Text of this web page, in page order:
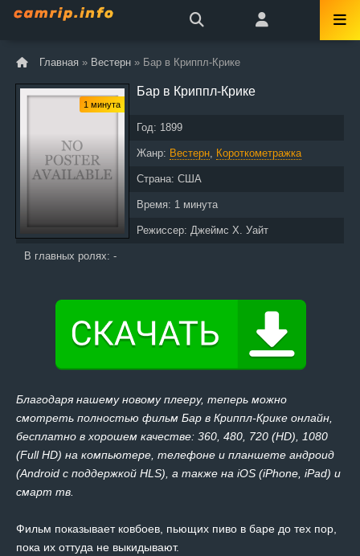
Главная » Вестерн » Бар в Криппл-Крике
1 минута
Бар в Криппл-Крике
Год: 1899
Жанр: Вестерн, Короткометражка
Страна: США
Время: 1 минута
Режиссер: Джеймс Х. Уайт
В главных ролях: -
Благодаря нашему новому плееру, теперь можно
смотреть полностью фильм Бар в Криппл-Крике онлайн,
бесплатно в хорошем качестве: 360, 480, 720 (HD), 1080
(Full HD) на компьютере, телефоне и планшете андроид
(Android с поддержкой HLS), а также на iOS (iPhone, iPad) и
смарт тв.
Фильм показывает ковбоев, пьющих пиво в баре до тех пор,
пока их оттуда не выкидывают.